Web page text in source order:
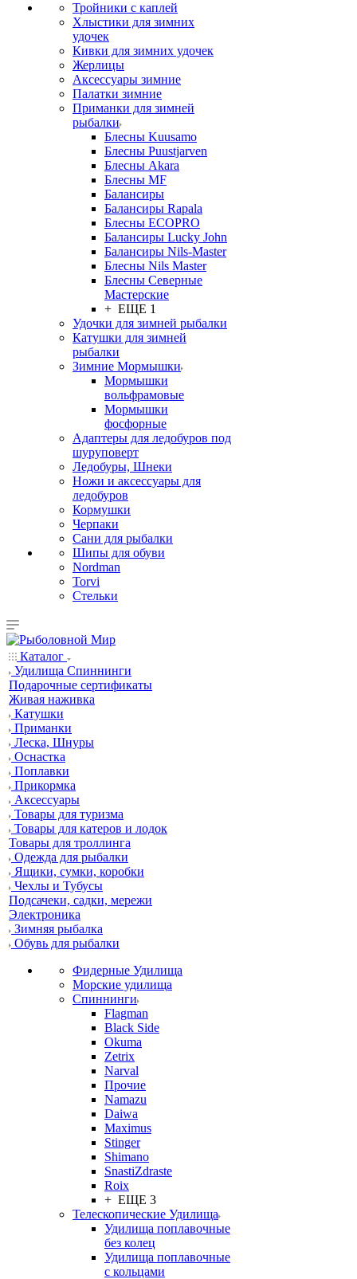
Тройники с каплей
Хлыстики для зимних
удочек
Кивки для зимних удочек
Жерлицы
Аксессуары зимние
Палатки зимние
Приманки для зимней
рыбалки
Блесны Kuusamo
Блесны Puustjarven
Блесны Akara
Блесны MF
Балансиры
Балансиры Rapala
Блесны ECOPRO
Балансиры Lucky John
Балансиры Nils-Master
Блесны Nils Master
Блесны Северные
Мастерские
+ ЕЩЕ 1
Удочки для зимней рыбалки
Катушки для зимней
рыбалки
Зимние Мормышки
Мормышки
вольфрамовые
Мормышки
фосфорные
Адаптеры для ледобуров под
шуруповерт
Ледобуры, Шнеки
Ножи и аксессуары для
ледобуров
Кормушки
Черпаки
Сани для рыбалки
Шипы для обуви
Nordman
Torvi
Стельки
Каталог
Удилища Спиннинги
Подарочные сертификаты
Живая наживка
Катушки
Приманки
Леска, Шнуры
Оснастка
Поплавки
Прикормка
Аксессуары
Товары для туризма
Товары для катеров и лодок
Товары для троллинга
Одежда для рыбалки
Ящики, сумки, коробки
Чехлы и Тубусы
Подсачеки, садки, мережи
Электроника
Зимняя рыбалка
Обувь для рыбалки
Фидерные Удилища
Морские удилища
Спиннинги
Flagman
Black Side
Okuma
Zetrix
Narval
Прочие
Namazu
Daiwa
Maximus
Stinger
Shimano
SnastiZdraste
Roix
+ ЕЩЕ 3
Телескопические Удилища
Удилища поплавочные
без колец
Удилища поплавочные
с кольцами